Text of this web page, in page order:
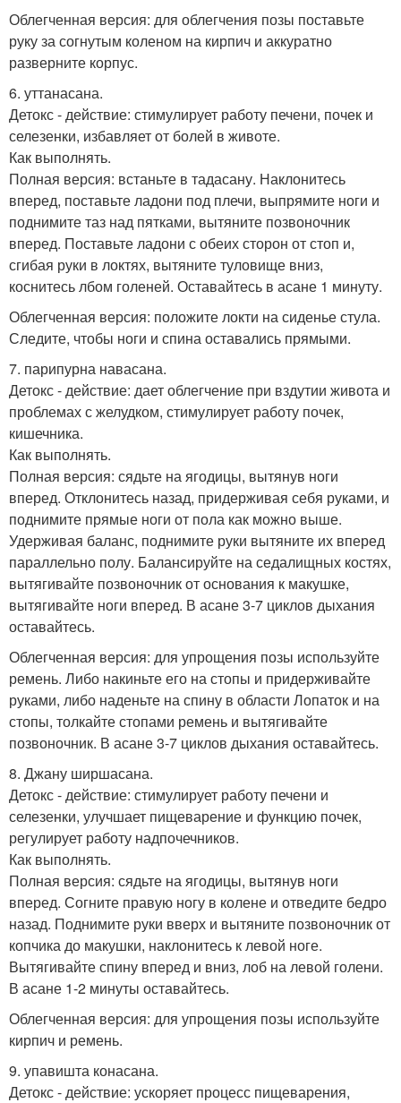
Облегченная версия: для облегчения позы поставьте
руку за согнутым коленом на кирпич и аккуратно
разверните корпус.
6. уттанасана.
Детокс - действие: стимулирует работу печени, почек и
селезенки, избавляет от болей в животе.
Как выполнять.
Полная версия: встаньте в тадасану. Наклонитесь
вперед, поставьте ладони под плечи, выпрямите ноги и
поднимите таз над пятками, вытяните позвоночник
вперед. Поставьте ладони с обеих сторон от стоп и,
сгибая руки в локтях, вытяните туловище вниз,
коснитесь лбом голеней. Оставайтесь в асане 1 минуту.
Облегченная версия: положите локти на сиденье стула.
Следите, чтобы ноги и спина оставались прямыми.
7. парипурна навасана.
Детокс - действие: дает облегчение при вздутии живота и
проблемах с желудком, стимулирует работу почек,
кишечника.
Как выполнять.
Полная версия: сядьте на ягодицы, вытянув ноги
вперед. Отклонитесь назад, придерживая себя руками, и
поднимите прямые ноги от пола как можно выше.
Удерживая баланс, поднимите руки вытяните их вперед
параллельно полу. Балансируйте на седалищных костях,
вытягивайте позвоночник от основания к макушке,
вытягивайте ноги вперед. В асане 3-7 циклов дыхания
оставайтесь.
Облегченная версия: для упрощения позы используйте
ремень. Либо накиньте его на стопы и придерживайте
руками, либо наденьте на спину в области Лопаток и на
стопы, толкайте стопами ремень и вытягивайте
позвоночник. В асане 3-7 циклов дыхания оставайтесь.
8. Джану ширшасана.
Детокс - действие: стимулирует работу печени и
селезенки, улучшает пищеварение и функцию почек,
регулирует работу надпочечников.
Как выполнять.
Полная версия: сядьте на ягодицы, вытянув ноги
вперед. Согните правую ногу в колене и отведите бедро
назад. Поднимите руки вверх и вытяните позвоночник от
копчика до макушки, наклонитесь к левой ноге.
Вытягивайте спину вперед и вниз, лоб на левой голени.
В асане 1-2 минуты оставайтесь.
Облегченная версия: для упрощения позы используйте
кирпич и ремень.
9. упавишта конасана.
Детокс - действие: ускоряет процесс пищеварения,